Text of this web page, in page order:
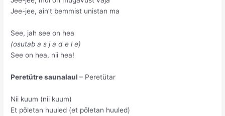
Jee-jee, ain’t bemmist unistan ma
See, jah see on hea
(osutab a s j a d e l e)
See on hea, nii hea!
Peretütre saunalaul– Peretütar
Nii kuum (nii kuum)
Et põletan huuled (et põletan huuled)